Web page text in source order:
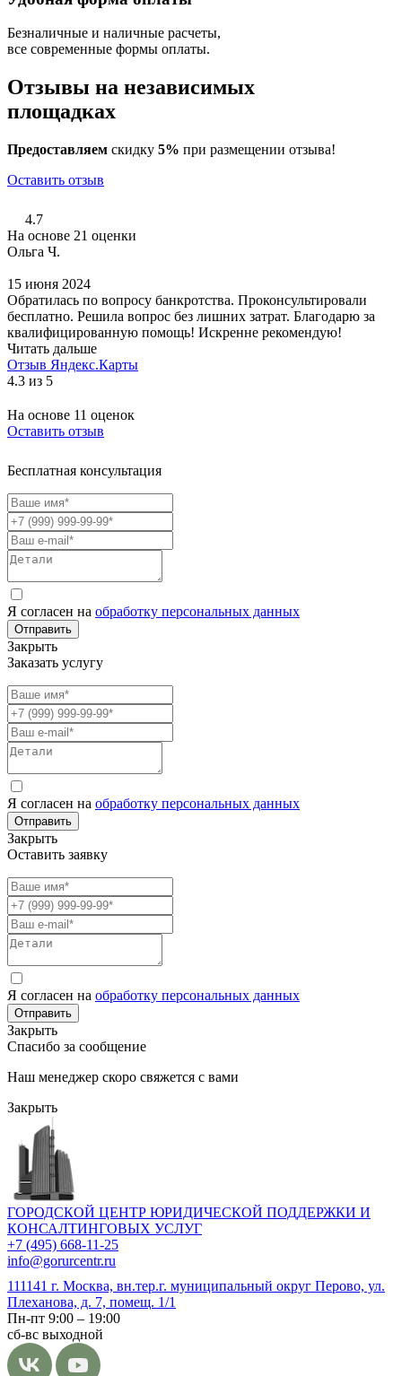
Безналичные и наличные расчеты,
все современные формы оплаты.
Отзывы на независимых
площадках
Предоставляем скидку 5% при размещении отзыва!
Оставить отзыв
4.7
На основе 21 оценки
Ольга Ч.
15 июня 2024
Обратилась по вопросу банкротства. Проконсультировали
бесплатно. Решила вопрос без лишних затрат. Благодарю за
квалифицированную помощь! Искренне рекомендую!
Читать дальше
Отзыв Яндекс.Карты
4.3 из 5
На основе 11 оценок
Оставить отзыв
Бесплатная консультация
Я согласен на обработку персональных данных
Отправить
Закрыть
Заказать услугу
Я согласен на обработку персональных данных
Отправить
Закрыть
Оставить заявку
Я согласен на обработку персональных данных
Отправить
Закрыть
Спасибо за сообщение
Наш менеджер скоро свяжется с вами
Закрыть
ГОРОДСКОЙ ЦЕНТР ЮРИДИЧЕСКОЙ ПОДДЕРЖКИ И
КОНСАЛТИНГОВЫХ УСЛУГ
+7 (495) 668-11-25
info@gorurcentr.ru
111141 г. Москва, вн.тер.г. муниципальный округ Перово, ул.
Плеханова, д. 7, помещ. 1/1
Пн-пт 9:00 – 19:00
сб-вс выходной